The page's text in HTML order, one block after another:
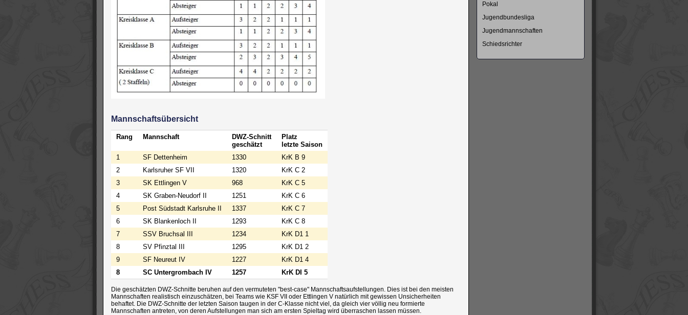
Mannschaftsübersicht
Rang Mannschaft
DWZ-Schnitt
geschätzt
Platz
letzte Saison
1
SF Dettenheim 1330
KrK B 9
2
Karlsruher SF VII 1320
KrK C 2
3
SK Ettlingen V 968
KrK C 5
4
SK Graben-Neudorf II 1251
KrK C 6
5
Post Südstadt Karlsruhe II 1337
KrK C 7
6
SK Blankenloch II 1293
KrK C 8
7
SSV Bruchsal III 1234
KrK D1 1
8
SV Pfinztal III 1295
KrK D1 2
9
SF Neureut IV 1227
KrK D1 4
8
SC Untergrombach IV 1257 KrK DI 5
Die geschätzten DWZ-Schnitte beruhen auf den vermuteten "best-case" Mannschaftsaufstellungen. Dies ist bei den meisten
Mannschaften realistisch einzuschätzen, bei Teams wie KSF VII oder Ettlingen V natürlich mit gewissen Unsicherheiten
behaftet. Die DWZ-Schnitte der letzten Saison taugen in der C-Klasse nicht viel, da gleich vier völlig neu formierte
Mannschaften antreten, von deren Aufstellungen man sich am ersten Spieltag wird überraschen lassen müssen.
Pokal
Jugendbundesliga
Jugendmannschaften
Schiedsrichter